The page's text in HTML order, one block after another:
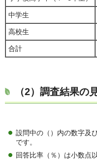
中学生
高校生
合計
（2）調査結果の
設問中の（）内の数字及
です。
回答比率（％）は小数点